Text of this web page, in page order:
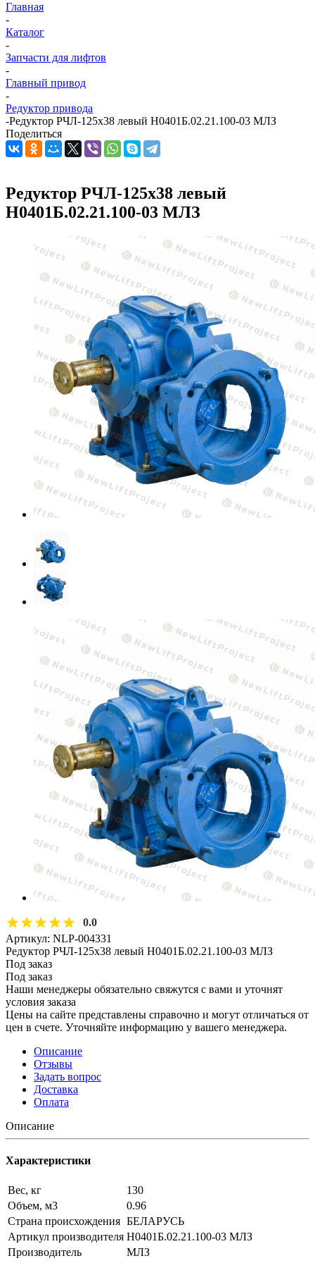
Главная
-
Каталог
-
Запчасти для лифтов
-
Главный привод
-
Редуктор привода
-Редуктор РЧЛ-125х38 левый Н0401Б.02.21.100-03 МЛЗ
Поделиться
Редуктор РЧЛ-125х38 левый
Н0401Б.02.21.100-03 МЛЗ
0.0
Артикул: NLP-004331
Редуктор РЧЛ-125х38 левый Н0401Б.02.21.100-03 МЛЗ
Под заказ
Под заказ
Наши менеджеры обязательно свяжутся с вами и уточнят
условия заказа
Цены на сайте представлены справочно и могут отличаться от
цен в счете. Уточняйте информацию у вашего менеджера.
Описание
Отзывы
Задать вопрос
Доставка
Оплата
Описание
Характеристики
Вес, кг
130
Объем, м3
0.96
Страна происхождения БЕЛАРУСЬ
Артикул производителя Н0401Б.02.21.100-03 МЛЗ
Производитель
МЛЗ